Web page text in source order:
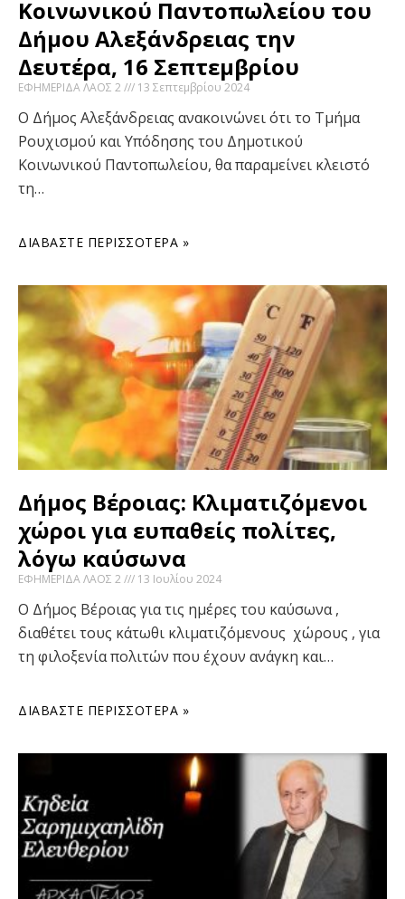
Κοινωνικού Παντοπωλείου του
Δήμου Αλεξάνδρειας την
Δευτέρα, 16 Σεπτεμβρίου
ΕΦΗΜΕΡΙΔΑ ΛΑΟΣ 2 13 Σεπτεμβρίου 2024
Ο Δήμος Αλεξάνδρειας ανακοινώνει ότι το Τμήμα
Ρουχισμού και Υπόδησης του Δημοτικού
Κοινωνικού Παντοπωλείου, θα παραμείνει κλειστό
τη…
ΔΙΑΒΆΣΤΕ ΠΕΡΙΣΣΌΤΕΡΑ »
Δήμος Βέροιας: Κλιματιζόμενοι
χώροι για ευπαθείς πολίτες,
λόγω καύσωνα
ΕΦΗΜΕΡΙΔΑ ΛΑΟΣ 2 13 Ιουλίου 2024
Ο Δήμος Βέροιας για τις ημέρες του καύσωνα ,
διαθέτει τους κάτωθι κλιματιζόμενους χώρους , για
τη φιλοξενία πολιτών που έχουν ανάγκη και…
ΔΙΑΒΆΣΤΕ ΠΕΡΙΣΣΌΤΕΡΑ »